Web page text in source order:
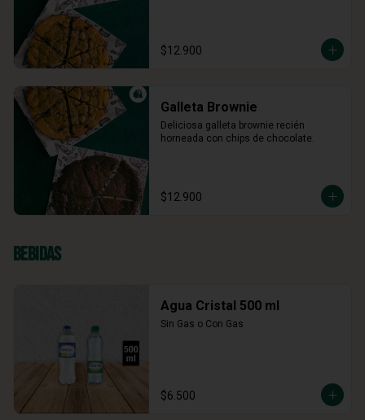
$12.900
Galleta Brownie
Deliciosa galleta brownie recién
horneada con chips de chocolate.
$12.900
Bebidas
Agua Cristal 500 ml
Sin Gas o Con Gas
$6.500